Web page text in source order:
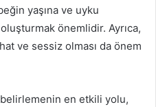
yaşına ve uyku
önemlidir. Ayrıca,
ve sessiz olması da önem
en etkili yolu,